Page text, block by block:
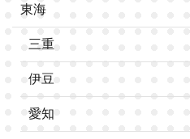
東海
三重
伊豆
愛知